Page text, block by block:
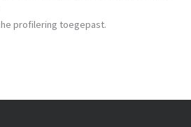
profilering toegepast.